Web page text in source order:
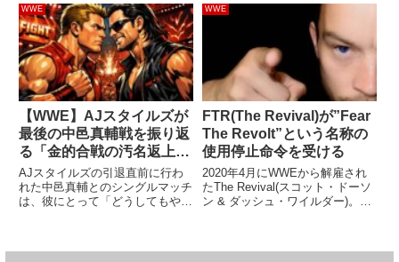
WWEから退団したと報じられ、
彼女の現在のブッキング料は3万
ドルだとされています。2人が不
満を持っていたのはタッグ戦線に
対す...
ール、カイル・オライリー、ボビ
ー・フィッシュ、そしてロデリッ
ク・ストロングは、WWE・NXT
で結成したThe Undis...
WWE
【WWE】AJスタイルズが
最後の中邑真輔戦を振り返
る「金的合戦の汚名返上
だ。最高の試合ができた」
AJスタイルズの引退直前に行わ
れた中邑真輔とのシングルマッチ
は、彼にとって「どうしてもやり
WWE
FTR(The Revival)が”Fear
The Revolt”という名称の
使用停止命令を受ける
2020年4月にWWEから解雇され
たThe Revival(スコット・ドーソ
ン & ダッシュ・ワイルダー)。イ